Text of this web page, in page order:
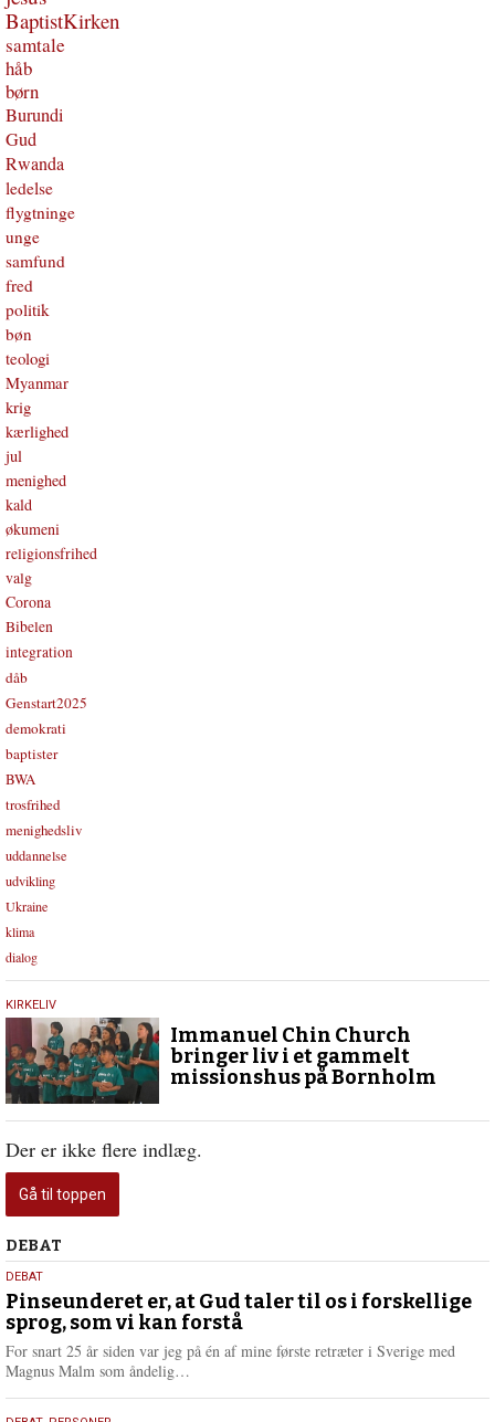
BaptistKirken
samtale
håb
børn
Burundi
Gud
Rwanda
ledelse
flygtninge
unge
samfund
fred
politik
bøn
teologi
Myanmar
krig
kærlighed
jul
menighed
kald
økumeni
religionsfrihed
valg
Corona
Bibelen
integration
dåb
Genstart2025
demokrati
baptister
BWA
trosfrihed
menighedsliv
uddannelse
udvikling
Ukraine
klima
dialog
13.
juni
2024
KIRKELIV
Immanuel Chin Church
bringer liv i et gammelt
missionshus på Bornholm
Der er ikke flere indlæg.
Gå til toppen
Debat
DEBAT
5.
august
2026
DEBAT
Pinseunderet er, at Gud taler til os i forskellige
sprog, som vi kan forstå
For snart 25 år siden var jeg på én af mine første retræter i Sverige med
Magnus Malm som åndelig…